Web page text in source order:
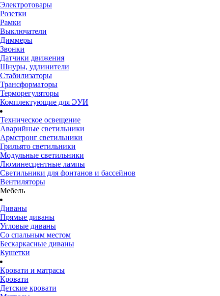
Электротовары
Розетки
Рамки
Выключатели
Диммеры
Звонки
Датчики движения
Шнуры, удлинители
Стабилизаторы
Трансформаторы
Терморегуляторы
Комплектующие для ЭУИ
Техническое освещение
Аварийные светильники
Армстронг светильники
Грильято светильники
Модульные светильники
Люминесцентные лампы
Светильники для фонтанов и бассейнов
Вентиляторы
Мебель
Диваны
Прямые диваны
Угловые диваны
Со спальным местом
Бескаркасные диваны
Кушетки
Кровати и матрасы
Кровати
Детские кровати